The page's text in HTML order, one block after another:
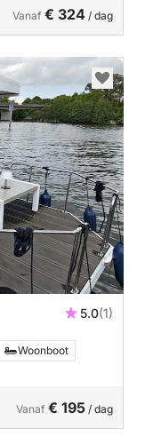
Vanaf € 324 / dag
5.0(1)
Woonboot
Vanaf € 195 / dag